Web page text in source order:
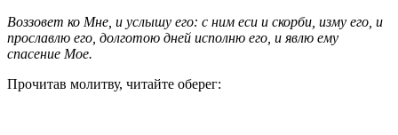
Воззовет ко Мне, и услышу его: с ним ecu и скорби, изму его, и
прославлю его, долготою дней исполню его, и явлю ему
спасение Мое.
Прочитав молитву, читайте оберег: